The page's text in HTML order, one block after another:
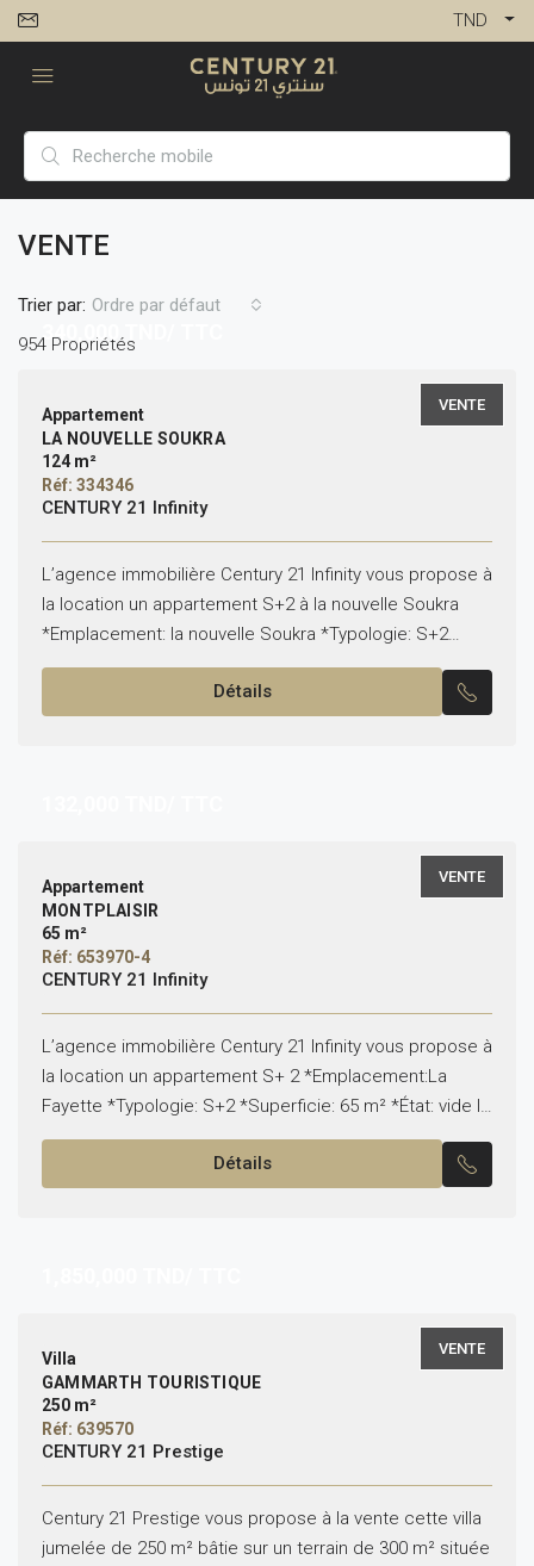
TND
VENTE
954 Propriétés
Trier par: Ordre par défaut
VENTE
340,000 TND/ TTC
Appartement
LA NOUVELLE SOUKRA
124 m²
Réf: 334346
CENTURY 21 Infinity
L’agence immobilière Century 21 Infinity vous propose à
la location un appartement S+2 à la nouvelle Soukra
*Emplacement: la nouvelle Soukra *Typologie: S+2
*Superficie: 124 m² *État: vide Il est composé de:...
Détails
VENTE
Appartement
MONTPLAISIR
65 m²
Réf: 653970-4
CENTURY 21 Infinity
L’agence immobilière Century 21 Infinity vous propose à
la location un appartement S+ 2 *Emplacement:La
Fayette *Typologie: S+2 *Superficie: 65 m² *État: vide Il
est composé de: -Un salon, une salle à...
Détails
VENTE
Villa
GAMMARTH TOURISTIQUE
250 m²
Réf: 639570
CENTURY 21 Prestige
Century 21 Prestige vous propose à la vente cette villa
jumelée de 250 m² bâtie sur un terrain de 300 m² située